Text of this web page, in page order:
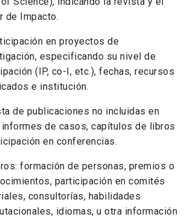
de Impacto.
en proyectos de
especificando su nivel de
(IP, co-I, etc.), fechas, recursos
e institución.
de publicaciones no incluidas en
informes de casos, capítulos de libros
en conferencias.
formación de personas, premios o
participación en comités
consultorías, habilidades
idiomas, u otra información